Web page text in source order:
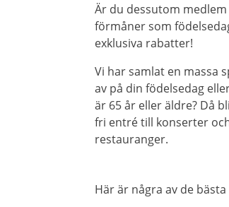
Är du dessutom
förmåner som
exklusiva rabatter!
Vi har samlat en massa
av på din födelsedag
är 65 år eller äldre? Då
fri entré till konserter
restauranger.
Här är några av de